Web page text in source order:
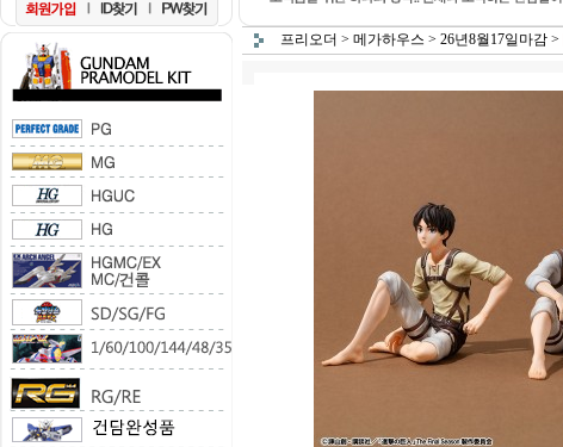
프리오더 > 메가하우스 > 26년8월17일마감 >